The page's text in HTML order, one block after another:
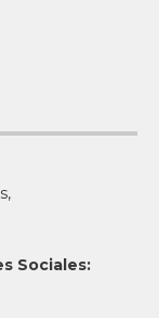
Sociales: